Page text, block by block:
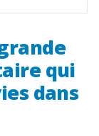
qui
dans